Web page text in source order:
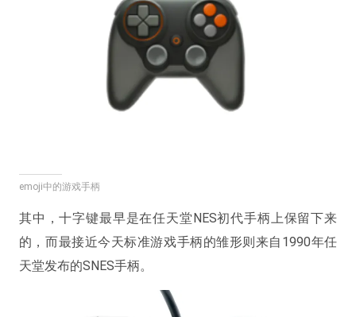
emoji中的游戏手柄
其中，十字键最早是在任天堂NES初代手柄上保留下来
的，而最接近今天标准游戏手柄的雏形则来自1990年任
天堂发布的SNES手柄。